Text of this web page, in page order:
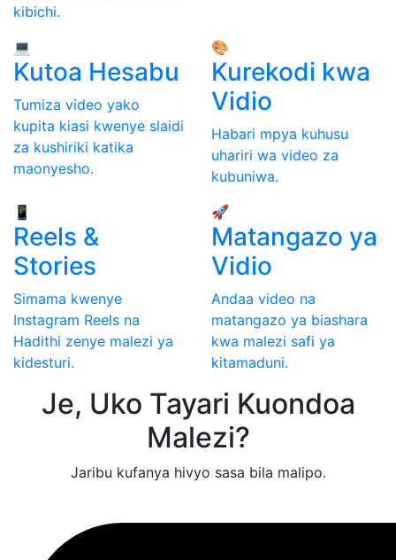
kibichi.
💻
Kutoa Hesabu
Tumiza video yako
kupita kiasi kwenye slaidi
za kushiriki katika
maonyesho.
🎨
Kurekodi kwa
Vidio
Habari mpya kuhusu
uhariri wa video za
kubuniwa.
📱
Reels &
Stories
Simama kwenye
Instagram Reels na
Hadithi zenye malezi ya
kidesturi.
🚀
Matangazo ya
Vidio
Andaa video na
matangazo ya biashara
kwa malezi safi ya
kitamaduni.
Je, Uko Tayari Kuondoa
Malezi?
Jaribu kufanya hivyo sasa bila malipo.